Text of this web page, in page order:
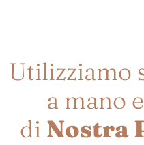
Utilizziamo
a mano
di Nostra